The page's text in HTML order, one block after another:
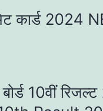
कार्ड 2024
बोर्ड 10वीं